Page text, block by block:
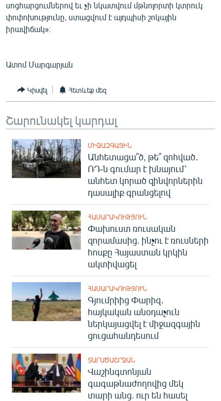
սոցհարցումներով եւ չի նկատվում մթնոլորտի կտրուկ
փոփոխությունը, ստացվում է այդպիսի շոկային
իրավիճակ»։
Ատոմ Մարգարյան
Կիսվել Հետևեք մեզ
Շարունակել կարդալ
ՄԻՋԱԶԳԱՅԻՆ
Անհետացա՞ծ, թե՞ զոհված․
ՌԴ-ն գումար է խնայում՝
անհետ կորած զինվորներին
դասալիք գրանցելով
ՀԱՍԱՐԱԿՈՒԹՅՈՒՆ
Փախուստ ռուսական
զորամասից. ինչու է ռուսների
հոսքը Հայաստան կրկին
ակտիվացել
ՀԱՍԱՐԱԿՈՒԹՅՈՒՆ
Գյումրիից Փարիզ․
հայկական անօդաչուն
ներկայացվել է միջազգային
ցուցահանդեսում
ՏԱՐԱԾԱՇՐՋԱՆ
Վաշինգտոնյան
գագաթնաժողովից մեկ
տարի անց. ուր են հասել